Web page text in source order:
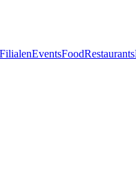
FilialenEventsFoodRestaurants